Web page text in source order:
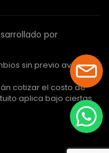
por
sin previo aviso.
cotizar el costo de
aplica bajo ciertas